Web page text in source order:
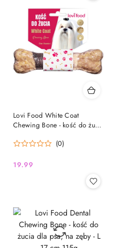
Lovi Food White Coat
Chewing Bone - kość do żucia
17 cm 115g
(0)
Cena:
19.99